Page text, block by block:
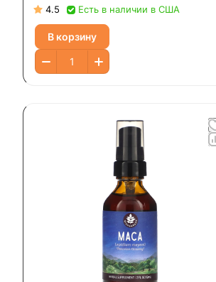
4.5 Есть в наличии в США
В корзину